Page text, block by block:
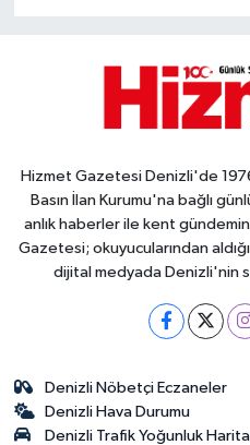
Hizmet Gazetesi Denizli'de
Basın İlan Kurumu'na bağlı
anlık haberler ile kent
Gazetesi; okuyucularından
dijital medyada Denizli'nin
Denizli Nöbetçi Eczaneler
Denizli Hava Durumu
Denizli Trafik Yoğunluk